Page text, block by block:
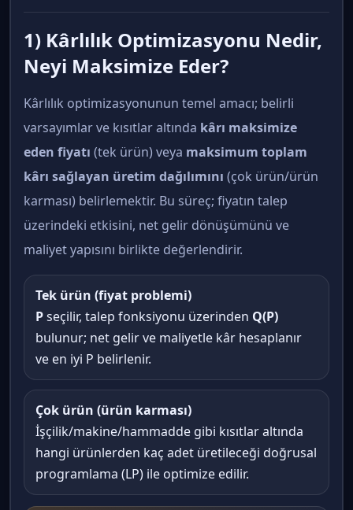
1) Kârlılık Optimizasyonu Nedir,
Neyi Maksimize Eder?
Kârlılık optimizasyonunun temel amacı; belirli
varsayımlar ve kısıtlar altında kârı maksimize
eden fiyatı (tek ürün) veya maksimum toplam
kârı sağlayan üretim dağılımını (çok ürün/ürün
karması) belirlemektir. Bu süreç; fiyatın talep
üzerindeki etkisini, net gelir dönüşümünü ve
maliyet yapısını birlikte değerlendirir.
Tek ürün (fiyat problemi)
Pseçilir, talep fonksiyonu üzerinden Q(P)
bulunur; net gelir ve maliyetle kâr hesaplanır
ve en iyi P belirlenir.
Çok ürün (ürün karması)
İşçilik/makine/hammadde gibi kısıtlar altında
hangi ürünlerden kaç adet üretileceği doğrusal
programlama (LP) ile optimize edilir.